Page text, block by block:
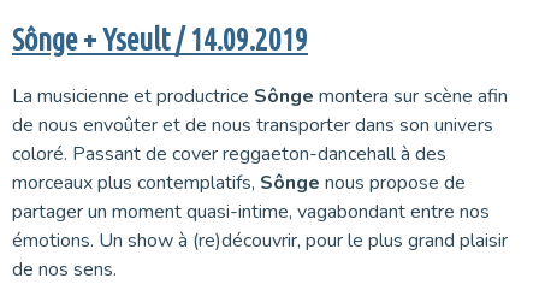
Sônge + Yseult / 14.09.2019
La musicienne et productrice Sônge montera sur scène afin
de nous envoûter et de nous transporter dans son univers
coloré. Passant de cover reggaeton-dancehall à des
morceaux plus contemplatifs, Sônge nous propose de
partager un moment quasi-intime, vagabondant entre nos
émotions. Un show à (re)découvrir, pour le plus grand plaisir
de nos sens.